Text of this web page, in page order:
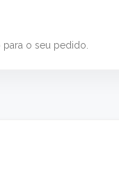
o seu pedido.